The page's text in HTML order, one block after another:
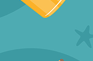
Ελλάδα θα ανοίξει
4 Ιουνίου
και θα
για την ημέρα των